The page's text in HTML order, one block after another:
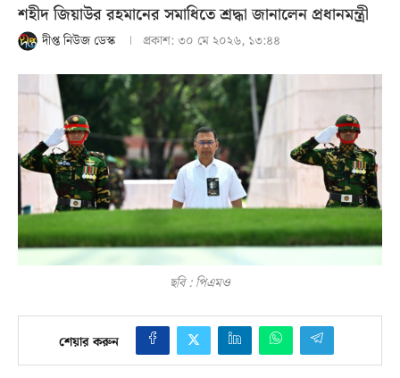
শহীদ জিয়াউর রহমানের সমাধিতে শ্রদ্ধা জানালেন প্রধানমন্ত্রী
দীপ্ত নিউজ ডেস্ক প্রকাশ:৩০ মে ২০২৬, ১৩:৪৪
ছবি : পিএমও
শেয়ার করুন